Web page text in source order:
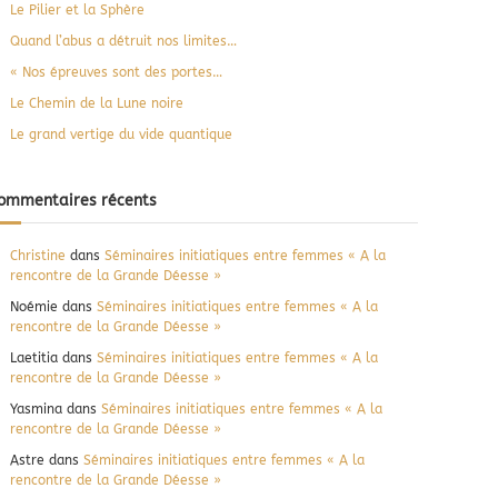
Le Pilier et la Sphère
Quand l’abus a détruit nos limites…
« Nos épreuves sont des portes…
Le Chemin de la Lune noire
Le grand vertige du vide quantique
récents
Christine dansSéminaires initiatiques entre femmes « A la
rencontre de la Grande Déesse »
Noémie dansSéminaires initiatiques entre femmes « A la
rencontre de la Grande Déesse »
Laetitia dansSéminaires initiatiques entre femmes « A la
rencontre de la Grande Déesse »
Yasmina dansSéminaires initiatiques entre femmes « A la
rencontre de la Grande Déesse »
Astre dansSéminaires initiatiques entre femmes « A la
rencontre de la Grande Déesse »